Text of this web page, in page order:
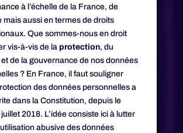
à l’échelle de la France, de
mais aussi en termes de droits
Que sommes-nous en droit
vis-à-vis de la protection, du
de la gouvernance de nos données
? En France, il faut souligner
des données personnelles a
dans la Constitution, depuis le
2018. L’idée consiste ici à lutter
abusive des données